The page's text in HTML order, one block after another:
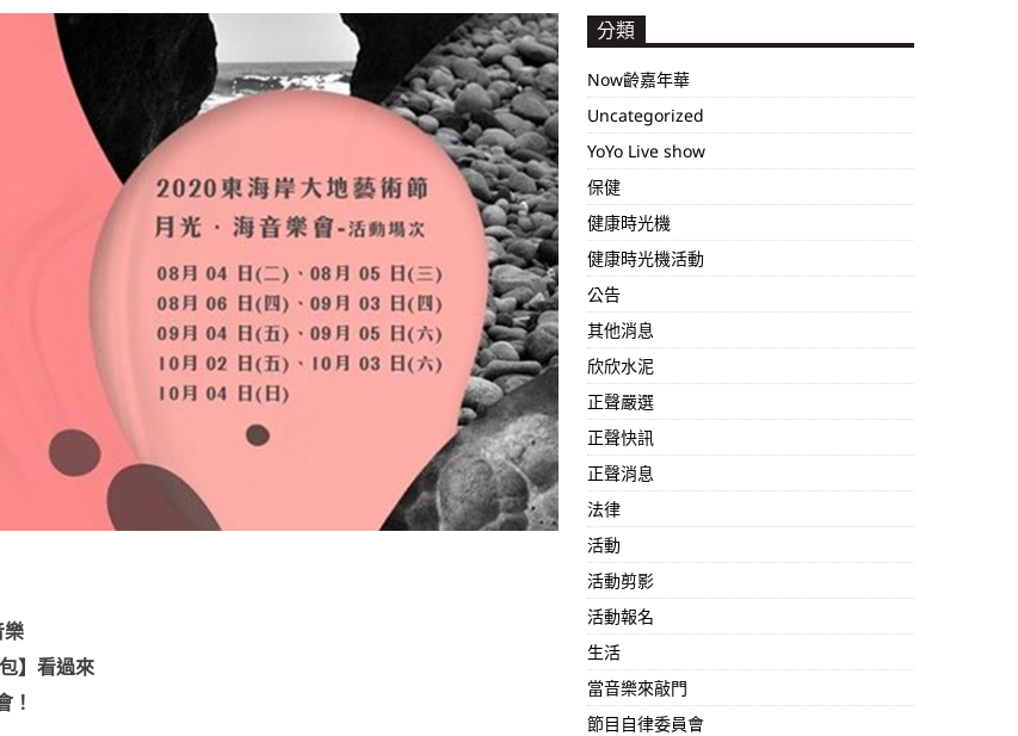
】看過來
！
分類
Now齡嘉年華
Uncategorized
YoYo Live show
保健
健康時光機
健康時光機活動
公告
其他消息
欣欣水泥
正聲嚴選
正聲快訊
正聲消息
法律
活動
活動剪影
活動報名
生活
當音樂來敲門
節目自律委員會